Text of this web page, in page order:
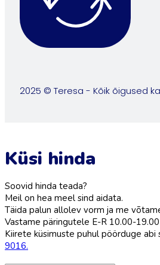
2025 © Teresa - Kõik õigused
Küsi hinda
Soovid hinda teada?
Meil on hea meel sind aidata.
Täida palun allolev vorm ja me
Vastame päringutele E-R 10.00-
Kiirete küsimuste puhul pöörduge abi
9016.